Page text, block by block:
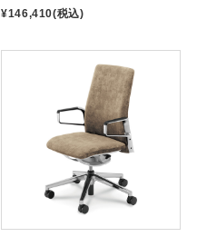
¥146,410(税込)